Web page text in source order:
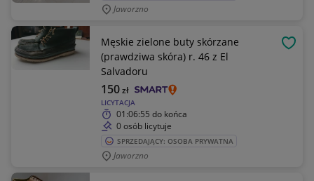
Jaworzno
Męskie zielone buty skórzane
(prawdziwa skóra) r. 46 z El
Salvadoru
LICYTACJA
150zł
01:06:55 do końca
0 osób licytuje
SPRZEDAJĄCY: OSOBA PRYWATNA
Jaworzno